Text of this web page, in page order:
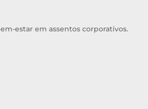
estar em assentos corporativos.